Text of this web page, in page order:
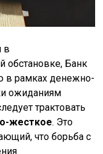
в
обстановке, Банк
в рамках денежно-
ожиданиям
трактовать
жесткое. Это
что борьба с